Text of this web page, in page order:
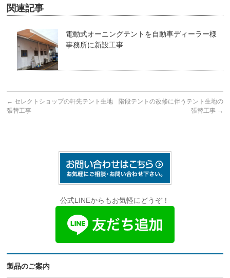
関連記事
電動式オーニングテントを自動車ディーラー様
事務所に新設工事
← セレクトショップの軒先テント生地
張替工事
階段テントの改修に伴うテント生地の
張替工事 →
公式LINEからもお気軽にどうぞ！
製品のご案内